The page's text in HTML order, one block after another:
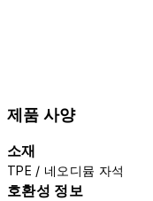
제품 사양
소재
TPE / 네오디뮴 자석
호환성 정보